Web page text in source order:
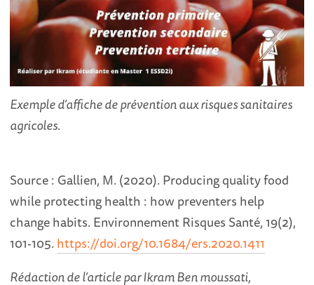
Exemple d’affiche de prévention aux risques sanitaires
agricoles.
Source : Gallien, M. (2020). Producing quality food
while protecting health : how preventers help
change habits. Environnement Risques Santé, 19(2),
101‑105. https://doi.org/10.1684/ers.2020.1411
Rédaction de l’article par Ikram Ben moussati,